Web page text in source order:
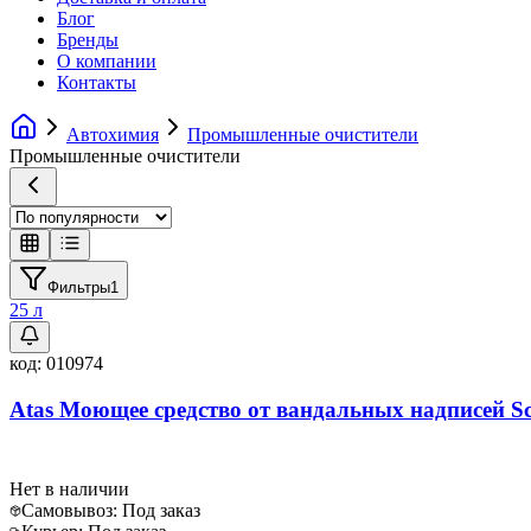
Блог
Бренды
О компании
Контакты
Автохимия
Промышленные очистители
Промышленные очистители
Фильтры1
25 л
код: 010974
Atas Моющее средство от вандальных надписей
Нет в наличии
Самовывоз: Под заказ